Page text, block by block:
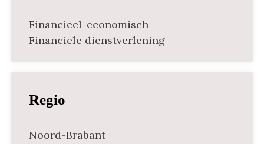
Financieel-economisch
Financiele dienstverlening
Regio
Noord-Brabant